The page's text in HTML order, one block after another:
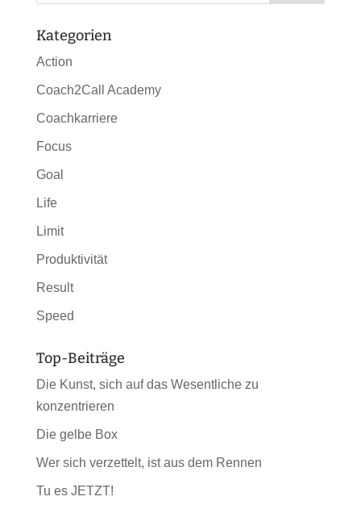
Kategorien
Action
Coach2Call Academy
Coachkarriere
Focus
Goal
Life
Limit
Produktivität
Result
Speed
Top-Beiträge
Die Kunst, sich auf das Wesentliche zu
konzentrieren
Die gelbe Box
Wer sich verzettelt, ist aus dem Rennen
Tu es JETZT!